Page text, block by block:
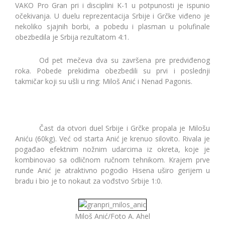
VAKO Pro Gran pri i disciplini K-1 u potpunosti je ispunio
očekivanja. U duelu reprezentacija Srbije i Grčke viđeno je
nekoliko sjajnih borbi, a pobedu i plasman u polufinale
obezbedila je Srbija rezultatom 4:1.
Od pet mečeva dva su završena pre predviđenog
roka. Pobede prekidima obezbedili su prvi i poslednji
takmičar koji su ušli u ring: Miloš Anić i Nenad Pagonis.
Čast da otvori duel Srbije i Grčke propala je Milošu
Aniću (60kg). Već od starta Anić je krenuo silovito. Rivala je
pogađao efektnim nožnim udarcima iz okreta, koje je
kombinovao sa odličnom ručnom tehnikom. Krajem prve
runde Anić je atraktivno pogodio Hisena uširo gerijem u
bradu i bio je to nokaut za vođstvo Srbije 1:0.
Miloš Anić/Foto A. Ahel